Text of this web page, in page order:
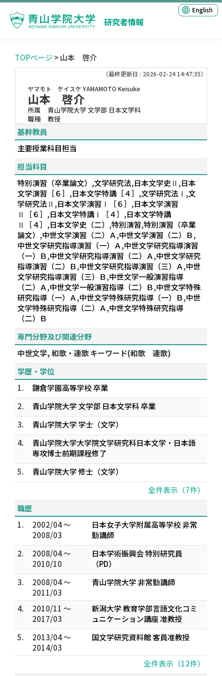
研究者情報
English
TOPページ > 山本 啓介
（最終更新日 : 2026-02-24 14:47:35）
ヤマモト ケイスケ YAMAMOTO Keisuke
山本 啓介
所属
青山学院大学 文学部 日本文学科
職種
教授
基幹教員
主要授業科目担当
担当科目
特別演習（卒業論文）,文学研究法,日本文学史Ⅱ,日本
文学演習［６］,日本文学特講［４］,文学研究法Ⅰ,文
学研究法Ⅱ,日本文学演習Ⅰ［６］,日本文学演習
Ⅱ［６］,日本文学特講Ⅰ［４］,日本文学特講
Ⅱ［４］,日本文学史（二）,特別演習,特別演習（卒業
論文）,中世文学演習（二）Ａ,中世文学演習（二）Ｂ,
中世文学研究指導演習（一）Ａ,中世文学研究指導演習
（一）Ｂ,中世文学研究指導演習（二）Ａ,中世文学研究
指導演習（二）Ｂ,中世文学研究指導演習（三）Ａ,中世
文学研究指導演習（三）Ｂ,中世文学一般演習指導
（二）Ａ,中世文学一般演習指導（二）Ｂ,中世文学特殊
研究指導（一）Ａ,中世文学特殊研究指導（一）Ｂ,中世
文学特殊研究指導（二）Ａ,中世文学特殊研究指導
（二）Ｂ
専門分野及び関連分野
中世文学, 和歌・連歌 キーワード(和歌 連歌)
学歴・学位
1.
鎌倉学園高等学校 卒業
2.
青山学院大学 文学部 日本文学科 卒業
3.
青山学院大学 学士（文学）
4.
青山学院大学大学院文学研究科日本文学・日本語
専攻博士前期課程修了
5.
青山学院大学 修士（文学）
全件表示（7件）
職歴
1.
2002/04 ～
2008/03
日本女子大学附属高等学校 非常
勤講師
2.
2008/04 ～
2010/10
日本学術振興会 特別研究員
（PD）
3.
2008/04 ～
2011/03
青山学院大学 非常勤講師
4.
2010/11 ～
2017/03
新潟大学 教育学部言語文化コミ
ュニケーション講座 准教授
5.
2013/04 ～
2014/03
国文学研究資料館 客員准教授
全件表示（12件）